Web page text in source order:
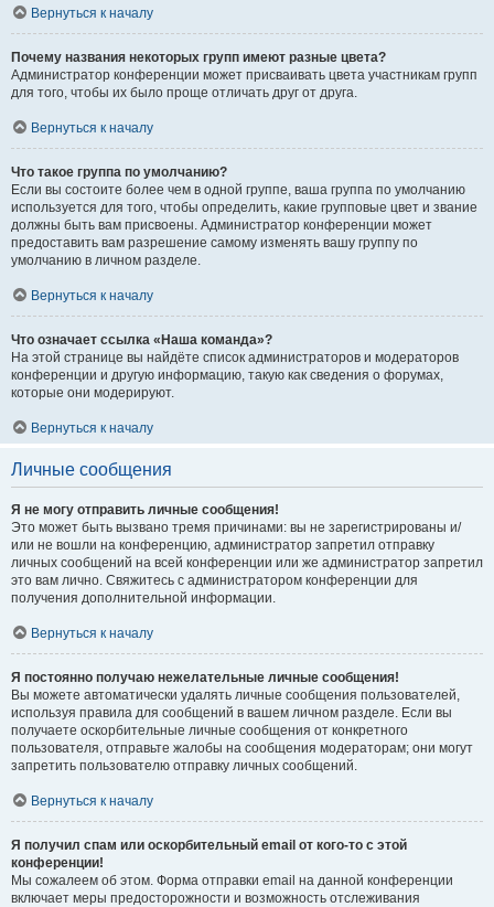
Вернуться к началу
Почему названия некоторых групп имеют разные цвета?
Администратор конференции может присваивать цвета участникам групп
для того, чтобы их было проще отличать друг от друга.
Вернуться к началу
Что такое группа по умолчанию?
Если вы состоите более чем в одной группе, ваша группа по умолчанию
используется для того, чтобы определить, какие групповые цвет и звание
должны быть вам присвоены. Администратор конференции может
предоставить вам разрешение самому изменять вашу группу по
умолчанию в личном разделе.
Вернуться к началу
Что означает ссылка «Наша команда»?
На этой странице вы найдёте список администраторов и модераторов
конференции и другую информацию, такую как сведения о форумах,
которые они модерируют.
Вернуться к началу
Личные сообщения
Я не могу отправить личные сообщения!
Это может быть вызвано тремя причинами: вы не зарегистрированы и/
или не вошли на конференцию, администратор запретил отправку
личных сообщений на всей конференции или же администратор запретил
это вам лично. Свяжитесь с администратором конференции для
получения дополнительной информации.
Вернуться к началу
Я постоянно получаю нежелательные личные сообщения!
Вы можете автоматически удалять личные сообщения пользователей,
используя правила для сообщений в вашем личном разделе. Если вы
получаете оскорбительные личные сообщения от конкретного
пользователя, отправьте жалобы на сообщения модераторам; они могут
запретить пользователю отправку личных сообщений.
Вернуться к началу
Я получил спам или оскорбительный email от кого-то с этой
конференции!
Мы сожалеем об этом. Форма отправки email на данной конференции
включает меры предосторожности и возможность отслеживания